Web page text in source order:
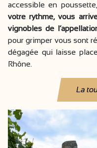
accessible en
votre rythme, vous
vignobles de
pour grimper vous sont
dégagée qui laisse
Rhône.
La